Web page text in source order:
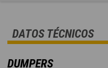
DATOS TÉCNICOS
DUMPERS